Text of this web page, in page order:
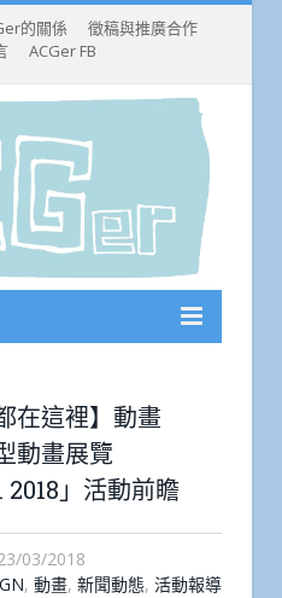
的關係
徵稿與推廣合作
ACGer FB
在這裡】動畫
動畫展覽
」活動前瞻
03/2018
, 動畫, 新聞動態, 活動報導